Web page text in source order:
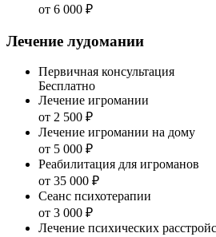
от 6 000 ₽
Лечение лудомании
Первичная консультация
Бесплатно
Лечение игромании
от 2 500 ₽
Лечение игромании на дому
от 5 000 ₽
Реабилитация для игроманов
от 35 000 ₽
Сеанс психотерапии
от 3 000 ₽
Лечение психических